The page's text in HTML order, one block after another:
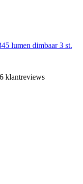
lumen dimbaar 3 st.
klantreviews